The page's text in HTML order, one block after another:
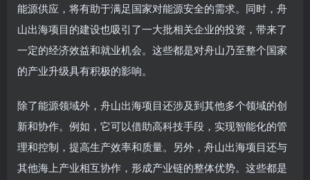
能源供应，将有助于满足国家对能源安全的需求。同时，舟
山出海项目的建设也吸引了一大批相关企业的投资，带来了
一定的经济效益和就业机会。这些都是对舟山乃至整个国家
的产业升级具有积极的影响。
除了能源领域外，舟山出海项目还涉及到其他多个领域的创
新和协作。例如，它可以借助高科技手段，实现智能化的管
理和控制，提高生产效率和质量。另外，舟山出海项目还与
其他海上产业相互协作，形成产业链的整体优势。这些都是